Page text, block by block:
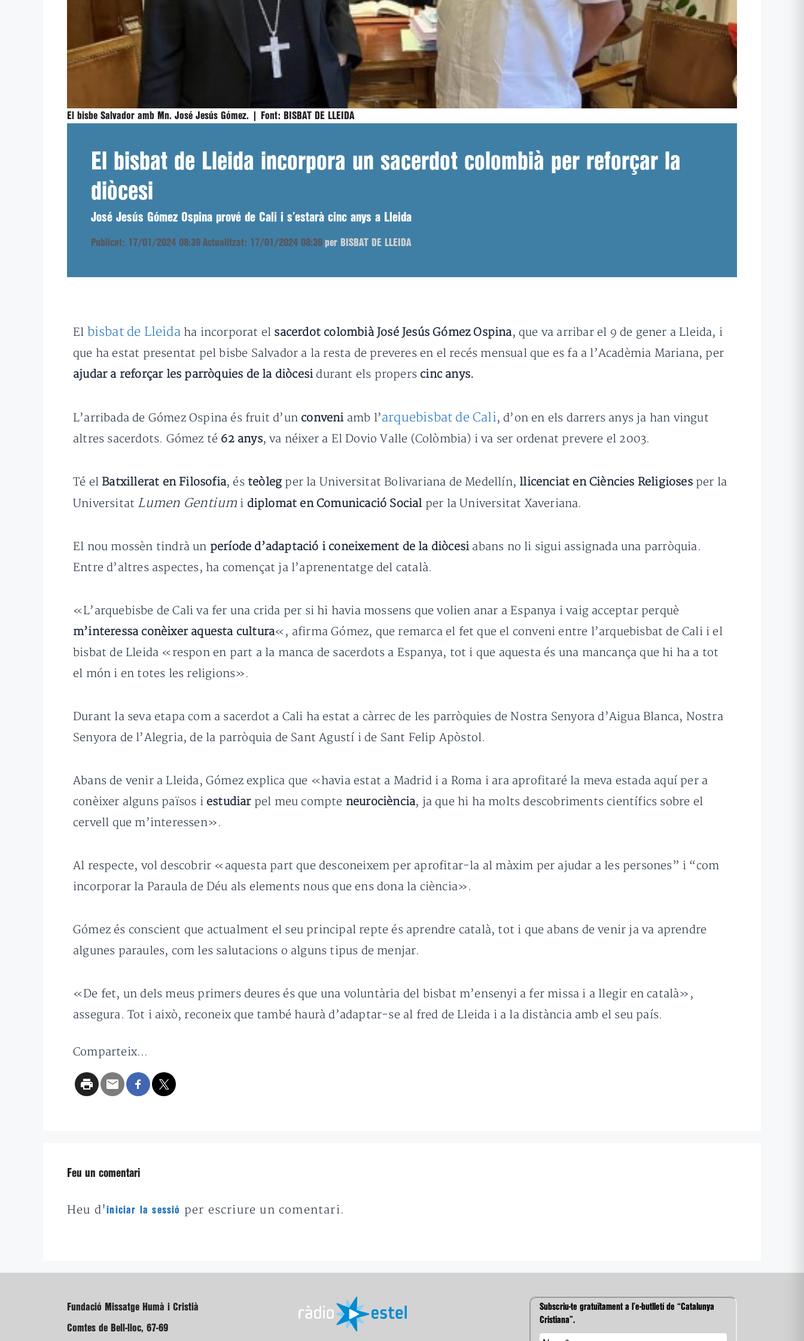
El bisbe Salvador amb Mn. José Jesús Gómez. | Font: BISBAT DE LLEIDA
El bisbat de Lleida incorpora un sacerdot colombià per reforçar la
diòcesi
José Jesús Gómez Ospina prové de Cali i s’estarà cinc anys a Lleida
Publicat: 17/01/2024 08:39 Actualitzat: 17/01/2024 08:39 per BISBAT DE LLEIDA
El bisbat de Lleidaha incorporat el sacerdot colombià José Jesús Gómez Ospina, que va arribar el 9 de gener a Lleida, i
que ha estat presentat pel bisbe Salvador a la resta de preveres en el recés mensual que es fa a l’Acadèmia Mariana, per
ajudar a reforçar les parròquies de la diòcesi durant els propers cinc anys.
L’arribada de Gómez Ospina és fruit d’un conveni amb l’arquebisbat de Cali, d’on en els darrers anys ja han vingut
altres sacerdots. Gómez té 62 anys, va néixer a El Dovio Valle (Colòmbia) i va ser ordenat prevere el 2003.
Té el Batxillerat en Filosofia, és teòleg per la Universitat Bolivariana de Medellín, llicenciat en Ciències Religiosesper la
Universitat Lumen Gentium i diplomat en Comunicació Social per la Universitat Xaveriana.
El nou mossèn tindrà un període d’adaptació i coneixement de la diòcesiabans no li sigui assignada una parròquia.
Entre d’altres aspectes, ha començat ja l’aprenentatge del català.
«L’arquebisbe de Cali va fer una crida per si hi havia mossens que volien anar a Espanya i vaig acceptar perquè
m’interessa conèixer aquesta cultura«, afirma Gómez, que remarca el fet que el conveni entre l’arquebisbat de Cali i el
bisbat de Lleida «respon en part a la manca de sacerdots a Espanya, tot i que aquesta és una mancança que hi ha a tot
el món i en totes les religions».
Durant la seva etapa com a sacerdot a Cali ha estat a càrrec de les parròquies de Nostra Senyora d’Aigua Blanca, Nostra
Senyora de l’Alegria, de la parròquia de Sant Agustí i de Sant Felip Apòstol.
Abans de venir a Lleida, Gómez explica que «havia estat a Madrid i a Roma i ara aprofitaré la meva estada aquí per a
conèixer alguns països i estudiar pel meu compte neurociència, ja que hi ha molts descobriments científics sobre el
cervell que m’interessen».
Al respecte, vol descobrir «aquesta part que desconeixem per aprofitar-la al màxim per ajudar a les persones” i “com
incorporar la Paraula de Déu als elements nous que ens dona la ciència».
Gómez és conscient que actualment el seu principal repte és aprendre català, tot i que abans de venir ja va aprendre
algunes paraules, com les salutacions o alguns tipus de menjar.
«De fet, un dels meus primers deures és que una voluntària del bisbat m’ensenyi a fer missa i a llegir en català»,
assegura. Tot i això, reconeix que també haurà d’adaptar-se al fred de Lleida i a la distància amb el seu país.
Comparteix...
Feu un comentari
Heu d'iniciar la sessió per escriure un comentari.
Fundació Missatge Humà i Cristià
Comtes de Bell-lloc, 67-69
Subscriu-te gratuïtament a l’e-butlletí de “Catalunya
Cristiana”.